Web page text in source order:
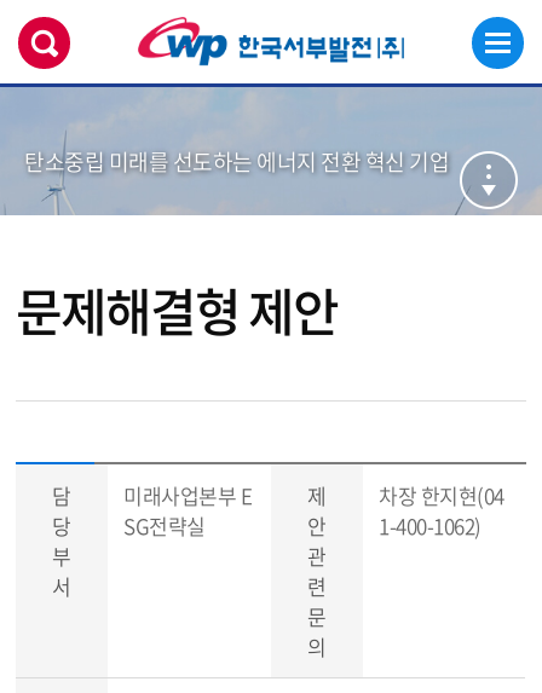
탄소중립 미래를 선도하는 에너지 전환 혁신 기업
문제해결형 제안
담
당
부
서
미래사업본부 E
SG전략실
제
안
관
련
문
의
차장 한지현(04
1-400-1062)